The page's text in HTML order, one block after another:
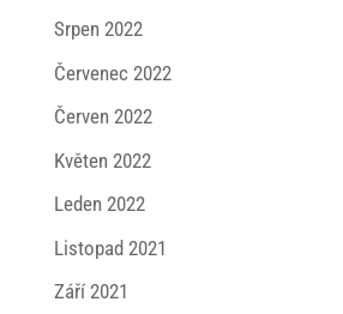
Srpen 2022
Červenec 2022
Červen 2022
Květen 2022
Leden 2022
Listopad 2021
Září 2021